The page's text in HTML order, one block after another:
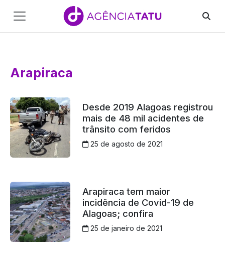
Main
Navigation
Arapiraca
Desde 2019 Alagoas registrou
mais de 48 mil acidentes de
trânsito com feridos
25 de agosto de 2021
Arapiraca tem maior
incidência de Covid-19 de
Alagoas; confira
25 de janeiro de 2021